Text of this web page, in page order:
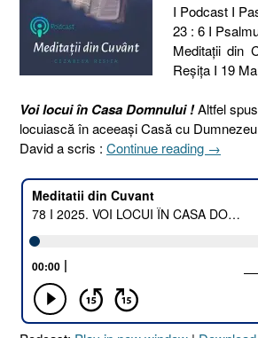
I Podcast I
23 : 6 I
Meditaţii din
Reşiţa I 19
Voi locui în Casa Domnului !Altfel
locuiască în aceeași Casă cu
David a scris : Continue reading „78
2025.
VOI
LOCUI
23.6
→